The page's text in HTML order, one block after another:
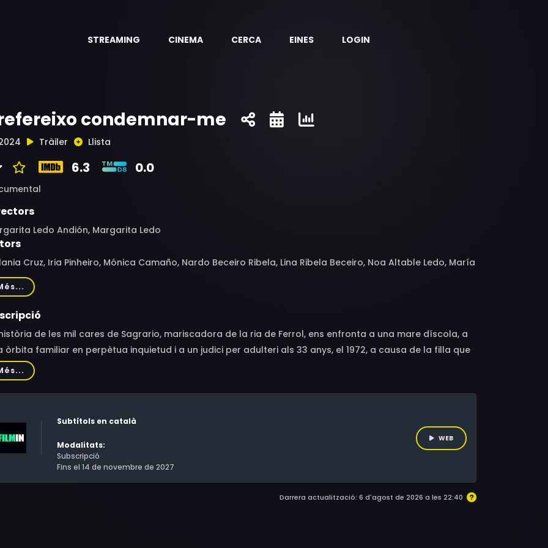
STREAMING CINEMA CERCA EINES LOGIN
condemnar-me
Tràiler Llista
6.3 0.0
Ledo Andión, Margarita Ledo
Cruz, Iria Pinheiro, Mónica Camaño, Nardo Beceiro Ribela, Lina Ribela Beceiro, Noa Altable Ledo, María
Rocío Carreras López, Zé Paredes, Gloria María Martínez Vidal, Sagrario Ribela Fa, Mónica de Nut, Mónica
Armada, Mercedes Lomba Baz, Ana Isabel Loredo García, Rocío Cuenca Permuy, Saínza Ledo Rial,
Herráez Bustelo, Rocío Arnoso López, María Sánchez Miguez, Antón Lopo, Martiño Ons Piñeiro
de les mil cares de Sagrario, mariscadora de la ria de Ferrol, ens enfronta a una mare díscola, a
òrbita familiar en perpètua inquietud i a un judici per adulteri als 33 anys, el 1972, a causa de la filla que
el seu amant, un fuster “digne d’estimar”.
Subtítols en català
Modalitats:
Subscripció
Fins el 14 de novembre de 2027
WEB
Darrera actualització: 6 d'agost de 2026 a les 22:40